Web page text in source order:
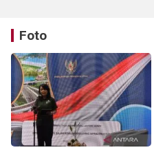
Foto